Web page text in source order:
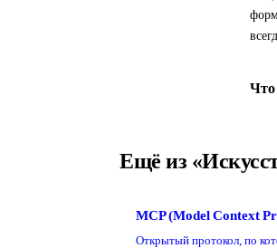
Что
Ещё из
MCP (Model Context
Открытый протокол, по